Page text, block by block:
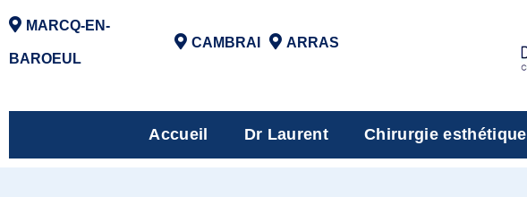
MARCQ-EN-
BAROEUL
CAMBRAI ARRAS
Accueil Dr Laurent Chirurgie esthétique